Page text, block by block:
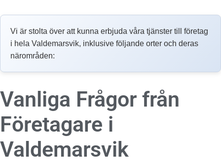
Vi är stolta över att kunna erbjuda våra tjänster till företag
i hela Valdemarsvik, inklusive följande orter och deras
närområden:
Vanliga Frågor från
Företagare i
Valdemarsvik